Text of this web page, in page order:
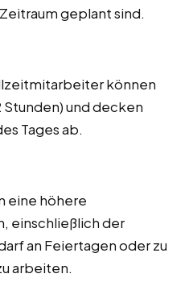
geplant sind.
können
Stunden) und decken
Tages ab.
eine höhere
einschließlich der
an Feiertagen oder zu
arbeiten.